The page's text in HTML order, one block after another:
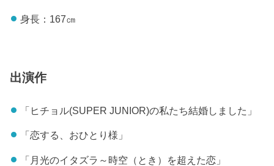
身長：167㎝
出演作
「ヒチョル(SUPER JUNIOR)の私たち結婚しました」
「恋する、おひとり様」
「月光のイタズラ～時空（とき）を超えた恋」